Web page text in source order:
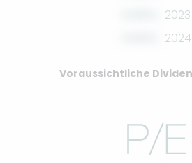
2023
2024
Voraussichtliche